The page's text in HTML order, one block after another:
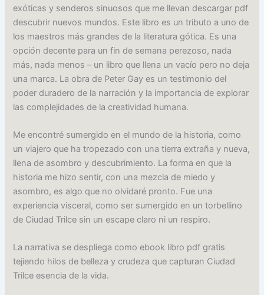
exóticas y senderos sinuosos que me llevan descargar pdf
descubrir nuevos mundos. Este libro es un tributo a uno de
los maestros más grandes de la literatura gótica. Es una
opción decente para un fin de semana perezoso, nada
más, nada menos – un libro que llena un vacío pero no deja
una marca. La obra de Peter Gay es un testimonio del
poder duradero de la narración y la importancia de explorar
las complejidades de la creatividad humana.
Me encontré sumergido en el mundo de la historia, como
un viajero que ha tropezado con una tierra extraña y nueva,
llena de asombro y descubrimiento. La forma en que la
historia me hizo sentir, con una mezcla de miedo y
asombro, es algo que no olvidaré pronto. Fue una
experiencia visceral, como ser sumergido en un torbellino
de Ciudad Trilce sin un escape claro ni un respiro.
La narrativa se despliega como ebook libro pdf gratis
tejiendo hilos de belleza y crudeza que capturan Ciudad
Trilce esencia de la vida.